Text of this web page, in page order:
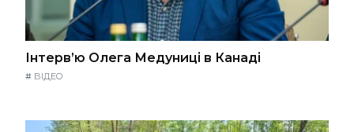
Інтерв’ю Олега Медуниці в Канаді
# ВІДЕО